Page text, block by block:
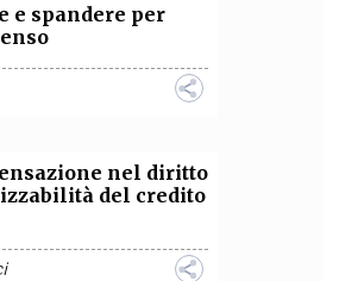
e spandere per
nel diritto
del credito